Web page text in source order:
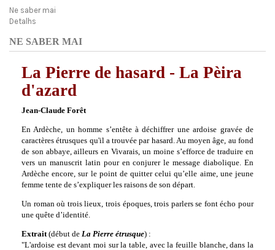
Ne saber mai
Detalhs
NE SABER MAI
La Pierre de hasard - La Pèira
d'azard
Jean-Claude Forêt
En Ardèche, un homme s’entête à déchiffrer une ardoise gravée de
caractères étrusques qu'il a trouvée par hasard. Au moyen âge, au fond
de son abbaye, ailleurs en Vivarais, un moine s’efforce de traduire en
vers un manuscrit latin pour en conjurer le message diabolique. En
Ardèche encore, sur le point de quitter celui qu’elle aime, une jeune
femme tente de s’expliquer les raisons de son départ.
Un roman où trois lieux, trois époques, trois parlers se font écho pour
une quête d’identité.
Extrait(début de La Pierre étrusque) :
"L'ardoise est devant moi sur la table, avec la feuille blanche, dans la